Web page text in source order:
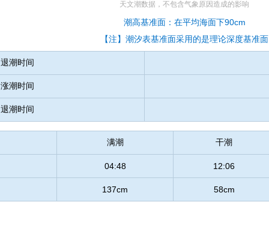
潮高基准面：在平均海面下90cm
【注】潮汐表基准面采用的是理论深度基准面
退潮时间
涨潮时间
退潮时间
满潮 干潮
04:48 12:06
137cm 58cm